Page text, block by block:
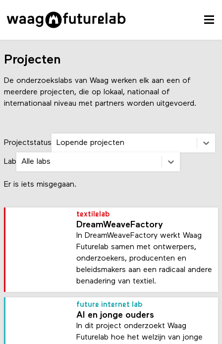
Projecten
De onderzoekslabs van Waag werken elk aan een of
meerdere projecten, die op lokaal, nationaal of
internationaal niveau met partners worden uitgevoerd.
Projectstatus Lopende projecten
Lab Alle labs
Er is iets misgegaan.
textilelab
DreamWeaveFactory
In DreamWeaveFactory werkt Waag
Futurelab samen met ontwerpers,
onderzoekers, producenten en
beleidsmakers aan een radicaal andere
benadering van textiel.
future internet lab
AI en jonge ouders
In dit project onderzoekt Waag
Futurelab hoe het welzijn van jonge